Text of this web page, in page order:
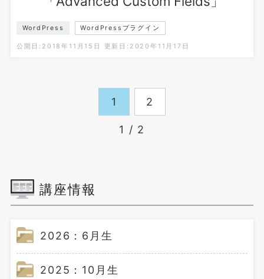
WordPress WordPressプラグイン
公開日:2018年11月15日 更新日:2020年11月17日
1 2
1 / 2
講座情報
2026：6月生
2025：10月生